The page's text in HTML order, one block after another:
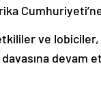
ve
devam